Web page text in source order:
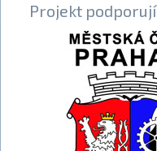
Projekt podporují